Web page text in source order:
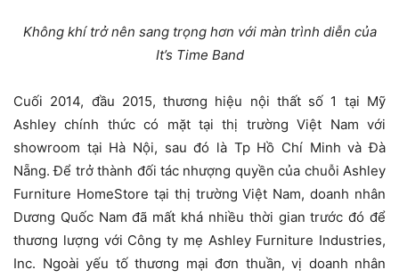
Không khí trở nên sang trọng hơn với màn trình diễn của
It’s Time Band
Cuối 2014, đầu 2015, thương hiệu nội thất số 1 tại Mỹ
Ashley chính thức có mặt tại thị trường Việt Nam với
showroom tại Hà Nội, sau đó là Tp Hồ Chí Minh và Đà
Nẵng. Để trở thành đối tác nhượng quyền của chuỗi Ashley
Furniture HomeStore tại thị trường Việt Nam, doanh nhân
Dương Quốc Nam đã mất khá nhiều thời gian trước đó để
thương lượng với Công ty mẹ Ashley Furniture Industries,
Inc. Ngoài yếu tố thương mại đơn thuần, vị doanh nhân